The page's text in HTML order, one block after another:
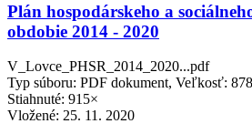
Plán hospodárskeho a
obdobie 2014 - 2020
V_Lovce_PHSR_2014_2020...pdf
Typ súboru: PDF dokument, Veľkosť:
Stiahnuté: 915×
Vložené: 25. 11. 2020